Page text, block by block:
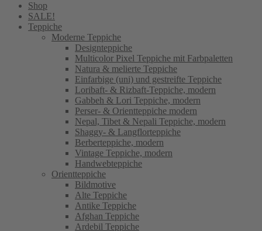
Shop
SALE!
Teppiche
Moderne Teppiche
Designteppiche
Multicolor Pixel Teppiche mit Farbpaletten
Natura & melierte Teppiche
Einfarbige (uni) und gestreifte Teppiche
Loribaft- & Rizbaft-Teppiche, modern
Gabbeh & Lori Teppiche, modern
Perser- & Orientteppiche modern
Nepal, Tibet & Nepali Teppiche, modern
Shaggy- & Langflorteppiche
Berberteppiche, modern
Vintage Teppiche, modern
Handwebteppiche
Orientteppiche
Bildmotive
Alte Teppiche
Antike Teppiche
Afghan Teppiche
Ardebil Teppiche